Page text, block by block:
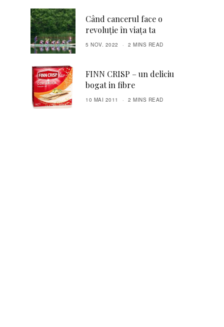
Când cancerul face o
revoluţie în viaţa ta
5 NOV. 2022 2 MINS READ
FINN CRISP – un deliciu
bogat in fibre
10 MAI 2011 2 MINS READ